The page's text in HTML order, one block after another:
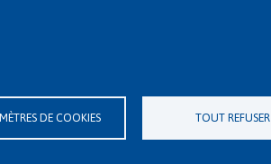
DE COOKIES TOUT REFUSER